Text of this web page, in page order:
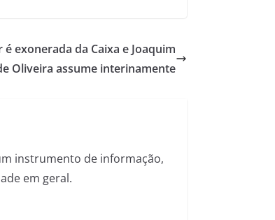
exonerada da Caixa e Joaquim
Oliveira assume interinamente
instrumento de informação,
em geral.